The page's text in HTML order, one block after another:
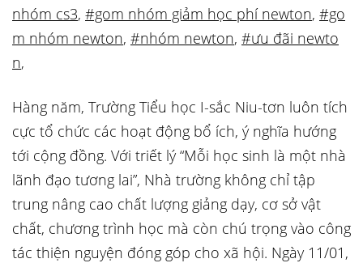
nhóm cs3, #gom nhóm giảm học phí newton, #go
m nhóm newton, #nhóm newton, #ưu đãi newto
n,
Hàng năm, Trường Tiểu học I-sắc Niu-tơn luôn tích
cực tổ chức các hoạt động bổ ích, ý nghĩa hướng
tới cộng đồng. Với triết lý “Mỗi học sinh là một nhà
lãnh đạo tương lai”, Nhà trường không chỉ tập
trung nâng cao chất lượng giảng dạy, cơ sở vật
chất, chương trình học mà còn chú trọng vào công
tác thiện nguyện đóng góp cho xã hội. Ngày 11/01,